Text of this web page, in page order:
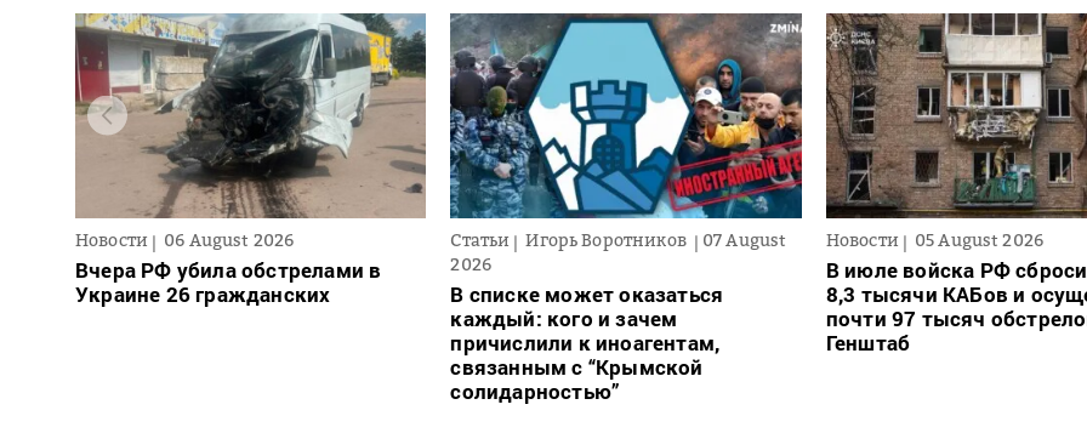
Новости 06 August 2026
Вчера РФ убила обстрелами в
Украине 26 гражданских
Статьи Игорь Воротников
07 August
2026
В списке может оказаться
каждый: кого и зачем
причислили к иноагентам,
связанным с “Крымской
солидарностью”
Новости 05 August 2026
В июле войска РФ
8,3 тысячи КАБов и
почти 97 тысяч
Генштаб